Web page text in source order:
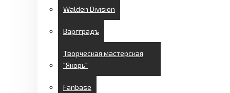
Walden Division
Варгградъ
Творческая мастерская
"Якорь"
Fanbase